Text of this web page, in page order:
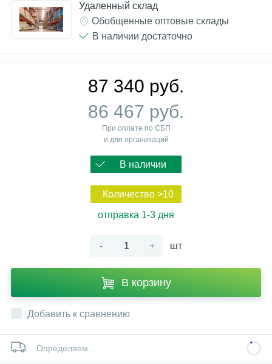
Удаленный склад
Обобщенные оптовые склады
В наличии достаточно
87 340 руб.
86 467 руб.
При оплате по СБП
и для организаций
В наличии
Количество >10
отправка 1-3 дня
- + шт
В корзину
Добавить к сравнению
Определяем...